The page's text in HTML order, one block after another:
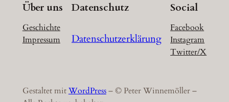
Über uns
Geschichte
Impressum
Datenschutz
Datenschutzerklärung
Social
Facebook
Instagram
Twitter/X
Gestaltet mitWordPress– © Peter Winnemöller –